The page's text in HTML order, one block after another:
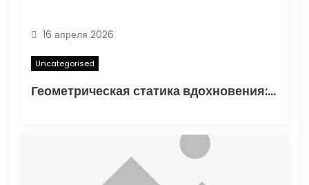
16 апреля 2026
Uncategorised
Геометрическая статика вдохновения: туннелирование карандаша как проявление синдромом отложенного существования